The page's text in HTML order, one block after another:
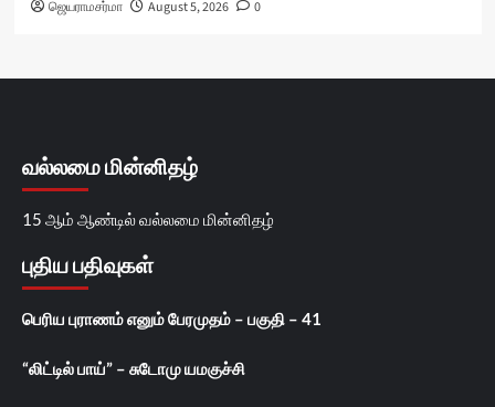
ஜெயராமசர்மா August 5, 2026 0
வல்லமை மின்னிதழ்
15 ஆம் ஆண்டில் வல்லமை மின்னிதழ்
புதிய பதிவுகள்
பெரிய புராணம் எனும் பேரமுதம் – பகுதி – 41
“லிட்டில் பாய்” – சுடோமு யமகுச்சி